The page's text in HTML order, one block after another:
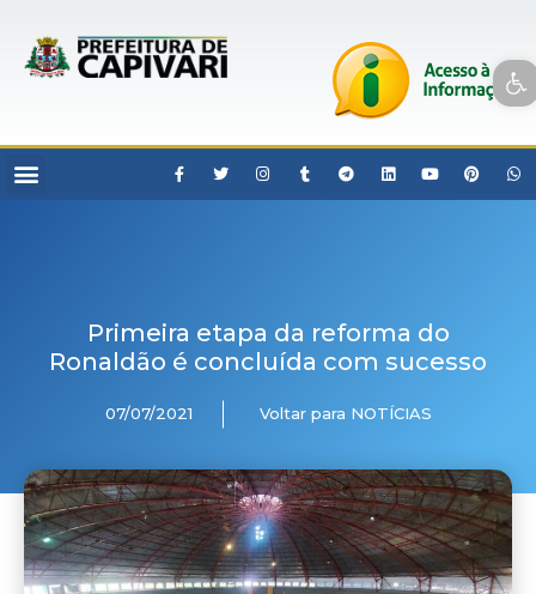
Open toolbar
Primeira etapa da reforma do
Ronaldão é concluída com sucesso
07/07/2021 Voltar para NOTÍCIAS